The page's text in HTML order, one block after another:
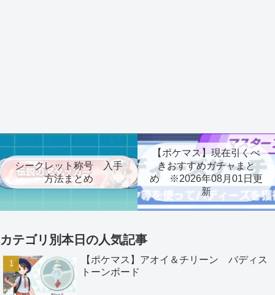
シークレット称号 入手
方法まとめ
【ポケマス】現在引くべ
きおすすめガチャまと
め ※2026年08月01日更
新
カテゴリ別本日の人気記事
【ポケマス】アオイ＆チリーン バディス
トーンボード